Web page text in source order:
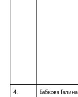
4.
Бабкова Галина